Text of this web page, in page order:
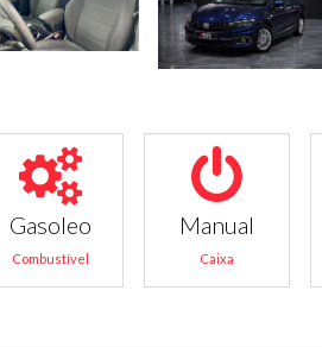
Gasoleo
Combustível
Manual
Caixa